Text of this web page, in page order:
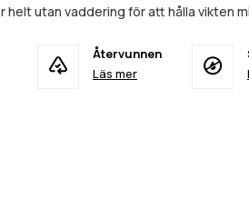
utan vaddering för att hålla vikten
Återvunnen
Läs mer